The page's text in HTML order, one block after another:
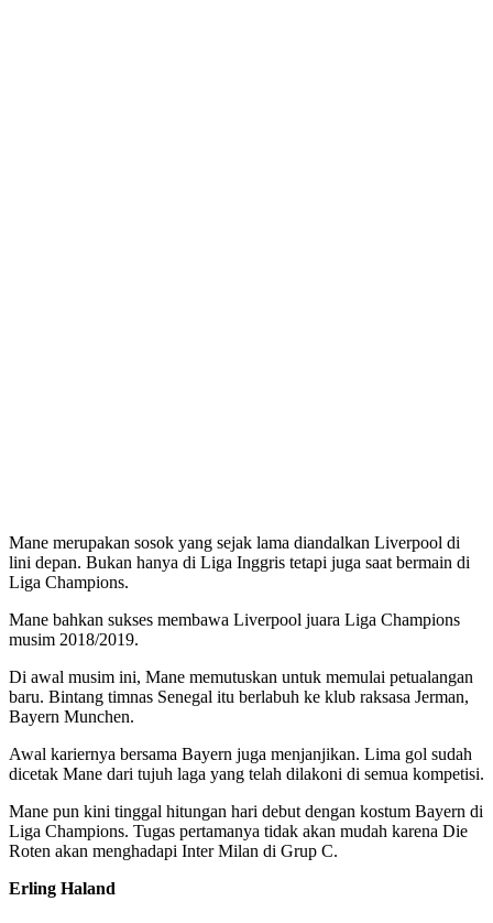
Mane merupakan sosok yang sejak lama diandalkan Liverpool di
lini depan. Bukan hanya di Liga Inggris tetapi juga saat bermain di
Liga Champions.
Mane bahkan sukses membawa Liverpool juara Liga Champions
musim 2018/2019.
Di awal musim ini, Mane memutuskan untuk memulai petualangan
baru. Bintang timnas Senegal itu berlabuh ke klub raksasa Jerman,
Bayern Munchen.
Awal kariernya bersama Bayern juga menjanjikan. Lima gol sudah
dicetak Mane dari tujuh laga yang telah dilakoni di semua kompetisi.
Mane pun kini tinggal hitungan hari debut dengan kostum Bayern di
Liga Champions. Tugas pertamanya tidak akan mudah karena Die
Roten akan menghadapi Inter Milan di Grup C.
Erling Haland